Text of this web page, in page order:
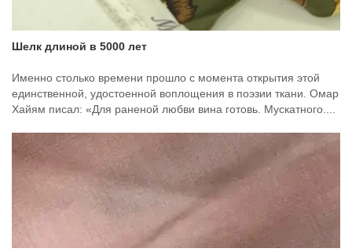
Шелк длиной в 5000 лет
Именно столько времени прошло с момента открытия этой
единственной, удостоенной воплощения в поэзии ткани. Омар
Хайям писал: «Для раненой любви вина готовь. Мускатного....